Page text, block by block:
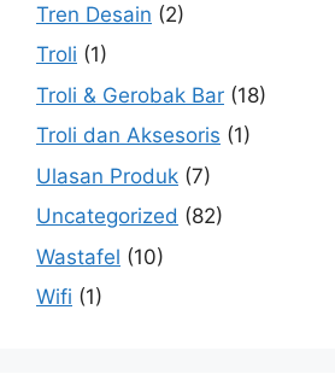
Tren Desain (2)
Troli (1)
Troli & Gerobak Bar (18)
Troli dan Aksesoris (1)
Ulasan Produk (7)
Uncategorized (82)
Wastafel (10)
Wifi (1)